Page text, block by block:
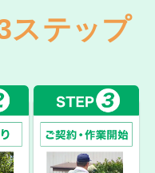
ステップ